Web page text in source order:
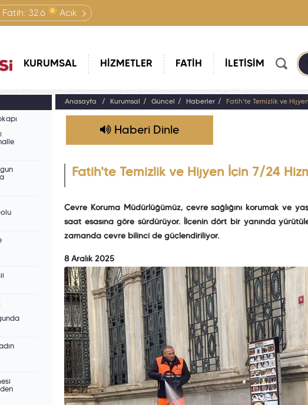
Fatih: 32.6 Açık
KURUMSAL HİZMETLER FATİH İLETİŞİM
Anasayfa Kurumsal Güncel Haberler Fatih'te Temizlik ve
Haberi Dinle
Fatih'te Temizlik ve Hijyen İçin 7/24
Çevre Koruma Müdürlüğümüz, çevre sağlığını korumak ve
saat esasına göre sürdürüyor. İlçenin dört bir yanında
zamanda çevre bilinci de güçlendiriliyor.
8 Aralık 2025